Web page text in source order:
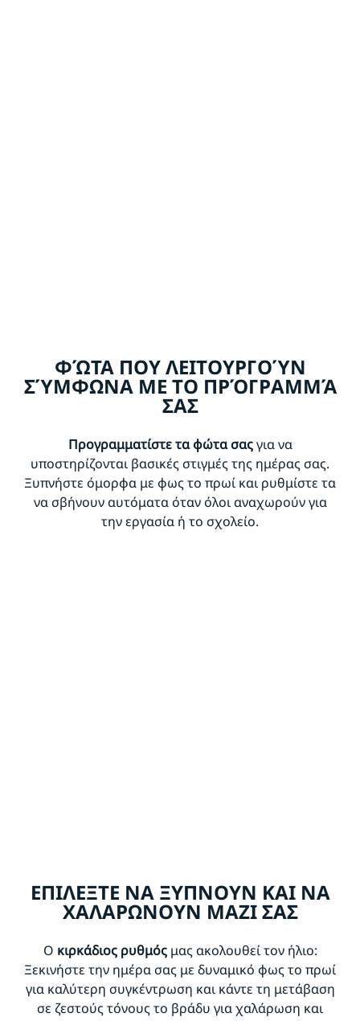
ΦΏΤΑ ΠΟΥ ΛΕΙΤΟΥΡΓΟΎΝ
ΣΎΜΦΩΝΑ ΜΕ ΤΟ ΠΡΌΓΡΑΜΜΆ
ΣΑΣ
Προγραμματίστε τα φώτα σαςγια να
υποστηρίζονται βασικές στιγμές της ημέρας σας.
Ξυπνήστε όμορφα με φως το πρωί και ρυθμίστε τα
να σβήνουν αυτόματα όταν όλοι αναχωρούν για
την εργασία ή το σχολείο.
ΕΠΙΛΕΞΤΕ ΝΑ ΞΥΠΝΟΥΝ ΚΑΙ ΝΑ
ΧΑΛΑΡΩΝΟΥΝ ΜΑΖΙ ΣΑΣ
Ο κιρκάδιος ρυθμόςμας ακολουθεί τον ήλιο:
Ξεκινήστε την ημέρα σας με δυναμικό φως το πρωί
για καλύτερη συγκέντρωση και κάντε τη μετάβαση
σε ζεστούς τόνους το βράδυ για χαλάρωση και